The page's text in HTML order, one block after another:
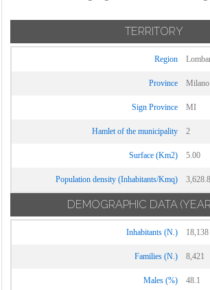
Lugagnano
Castano Primo
Cernusco sul
Monzese
Pantigliate
Paullo
Pero
Peschiera
Borromeo
Pessano con
Solaro
Trezzano
Trezzano
Naviglio
Truccazzano
Turbigo
Vanzaghello
Vanzago
Vaprio
Zelo
Vernate
TERRITORY
Region
Province Milano
Sign Province MI
Hamlet of the municipality 2
Surface (Km2) 5.00
Population density (Inhabitants/Kmq) 3,628.8
DEMOGRAPHIC DATA
Inhabitants (N.) 18,138
Families (N.) 8,421
Males (%) 48.1